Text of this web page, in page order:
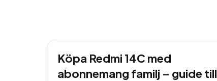
Köpa Redmi 14C med
abonnemang familj – guide till